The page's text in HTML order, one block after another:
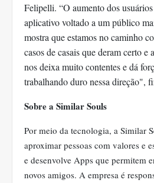
Felipelli. “O aumento dos
aplicativo voltado a um público
mostra que estamos no caminho
casos de casais que deram certo e
nos deixa muito contentes e dá
trabalhando duro nessa direção",
Sobre a Similar Souls
Por meio da tecnologia, a Similar
aproximar pessoas com valores e
e desenvolve Apps que permitem
novos amigos. A empresa é